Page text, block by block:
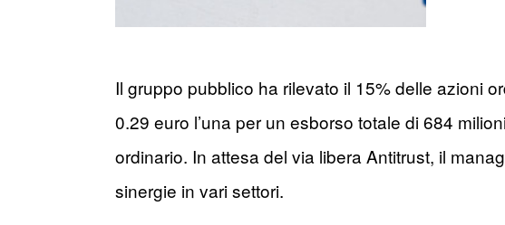
Il gruppo pubblico ha rilevato il 15% delle azioni
0.29 euro l’una per un esborso totale di 684
ordinario. In attesa del via libera Antitrust, il
sinergie in vari settori.